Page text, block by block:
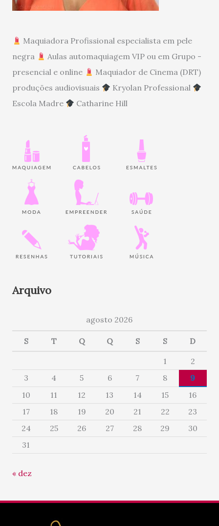
Maquiadora Profissional especialista em pele
negra
Aulas automaquiagem VIP ou em Grupo -
presencial e online
Maquiador de Cinema (DRT)
produções audiovisuais
Kryolan Professional
Escola Madre
Catharine Hill
Arquivo
agosto 2026
S T Q Q S S D
1
2
3
4 5 6 7 8
9
10
11 12 13 14 15
16
17
18 19 20 21 22
23
24
25 26 27 28 29
30
31
« dez